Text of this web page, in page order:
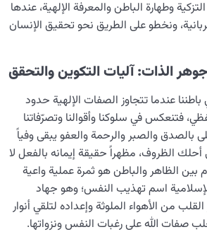
وطهارة الباطن والمعرفة الإلهية، عندها
ونخطو على الطريق نحو تحقيق الإنسان
الذات: آليات التكوين والتحقق
عندما تتجاوز الصفات الإلهية حدود
فتنعكس في سلوكنا وأقوالنا وتصرّفاتنا
بالصدق والصبر والرحمة والعفو يبقى وفياً
الظروف، مظهراً حقيقة إيمانه بالفعل لا
بين الظاهر والباطن هو ثمرة عملية واعية
اسم تهذيب النفس؛ وهو جهاد
من الأهواء الملوثة وإعداده لتلقي أنوار
صفات الله على رغبات النفس ونزواتها.